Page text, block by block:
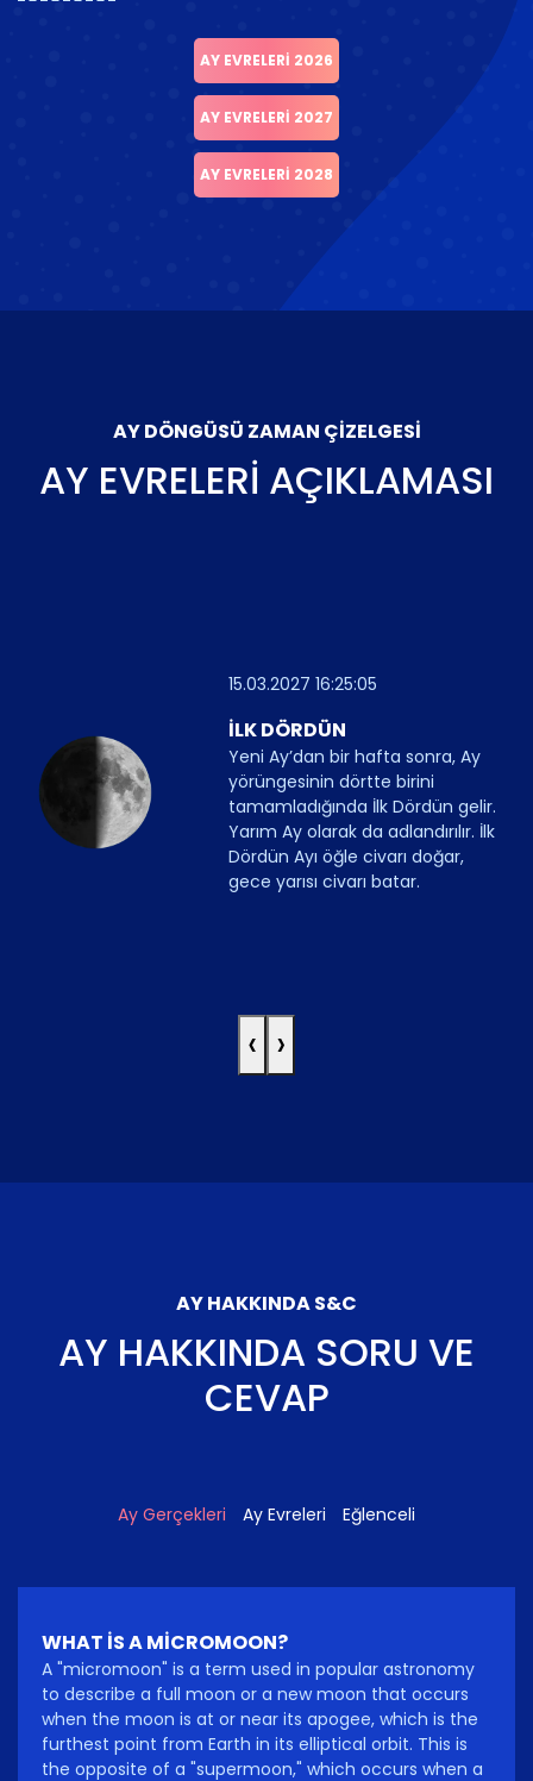
AY EVRELERI 2026
AY EVRELERI 2027
AY EVRELERI 2028
AY DÖNGÜSÜ ZAMAN ÇIZELGESI
AY EVRELERI AÇIKLAMASI
15.03.2027 16:25:05
İLK DÖRDÜN
Yeni Ay’dan bir hafta sonra, Ay
yörüngesinin dörtte birini
tamamladığında İlk Dördün gelir.
Yarım Ay olarak da adlandırılır. İlk
Dördün Ayı öğle civarı doğar,
gece yarısı civarı batar.
‹ ›
AY HAKKINDA S&C
AY HAKKINDA SORU VE
CEVAP
Ay Gerçekleri Ay Evreleri Eğlenceli
WHAT IS A MICROMOON?
A "micromoon" is a term used in popular astronomy
to describe a full moon or a new moon that occurs
when the moon is at or near its apogee, which is the
furthest point from Earth in its elliptical orbit. This is
the opposite of a "supermoon," which occurs when a